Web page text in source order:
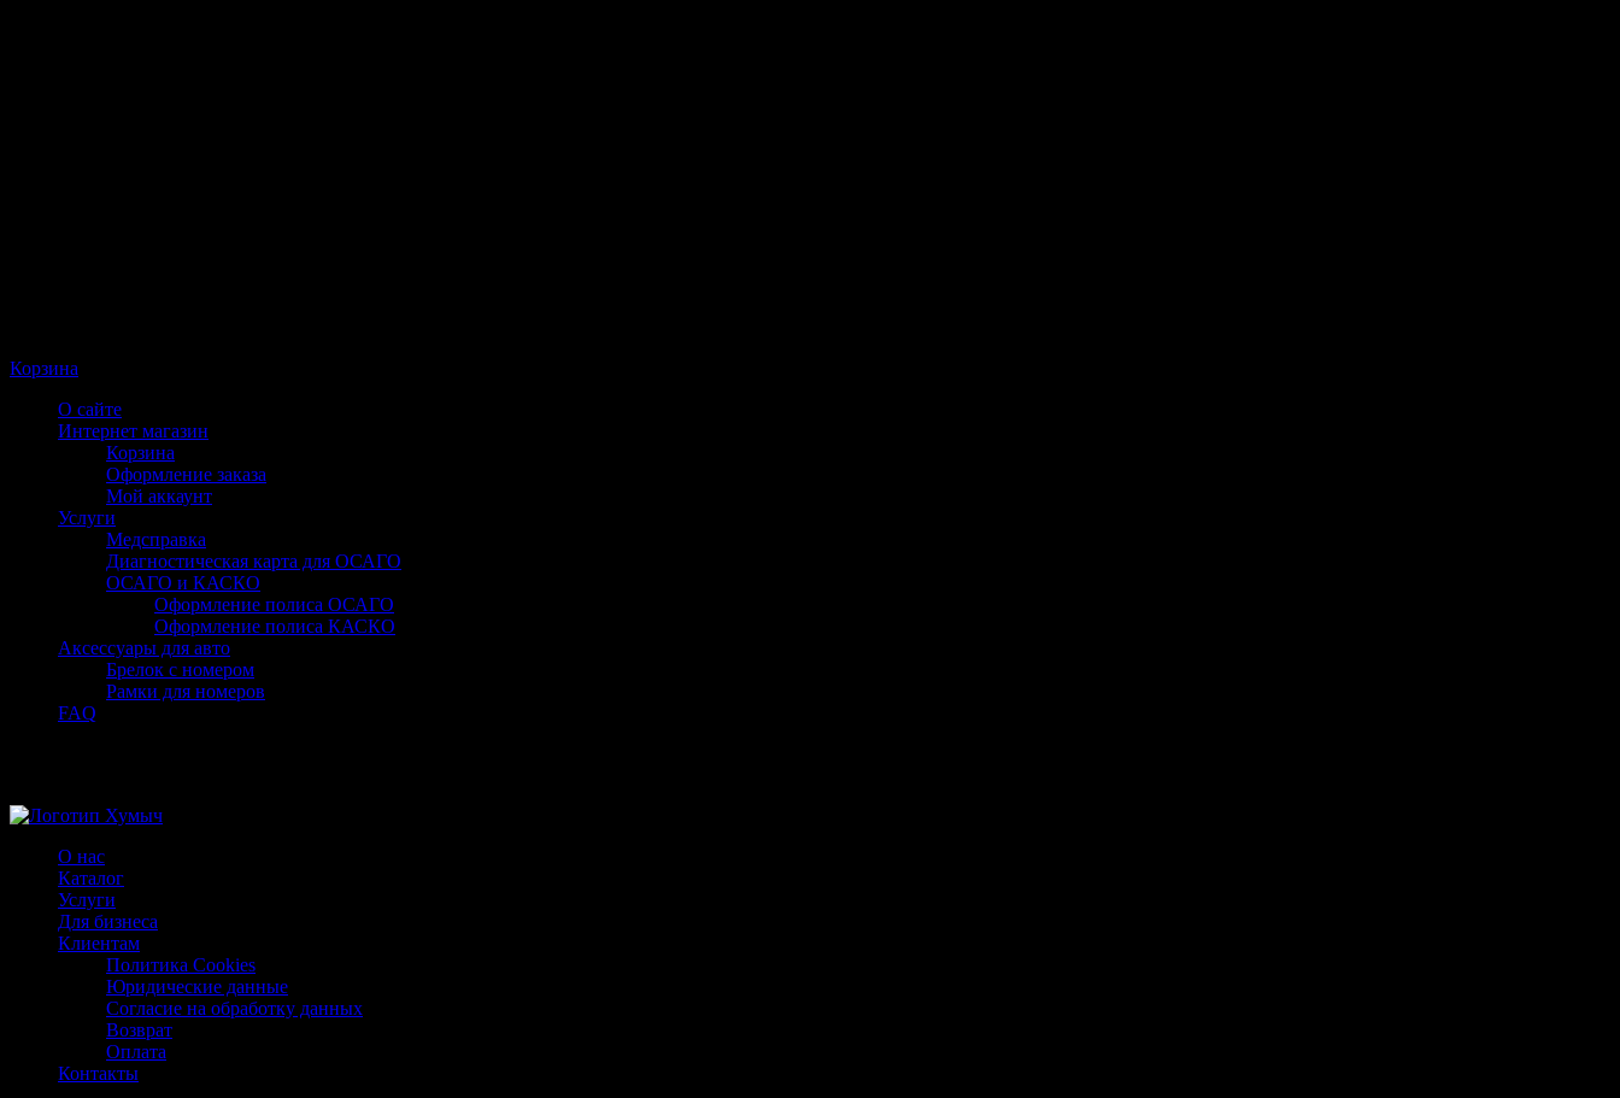
Корзина
О сайте
Интернет магазин
Корзина
Оформление заказа
Мой аккаунт
Услуги
Медсправка
Диагностическая карта для ОСАГО
ОСАГО и КАСКО
Оформление полиса ОСАГО
Оформление полиса КАСКО
Аксессуары для авто
Брелок с номером
Рамки для номеров
FAQ
О нас
Каталог
Услуги
Для бизнеса
Клиентам
Политика Cookies
Юридические данные
Согласие на обработку данных
Возврат
Оплата
Контакты